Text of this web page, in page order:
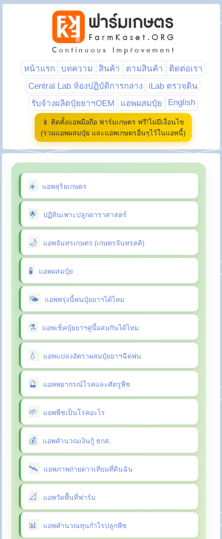
หน้าแรก บทความ สินค้า ตามสินค้า
ติดต่อเรา
Central Lab ห้องปฏิบัติการกลาง
iLab ตรวจดิน
รับจ้างผลิตปุ๋ยยาฯOEM
แอพผสมปุ๋ย English
📱 ติดตั้งแอพมือถือ ฟาร์มเกษตร ฟรี!ไม่มีเงื่อนไข
(รวมแอพผสมปุ๋ย และแอพเกษตรอื่นๆไว้ในแอพนี้)
แอพสุริยเกษตร
ปฏิทินเพาะปลูกดาราศาสตร์
แอพจันทรเกษตร (เกษตรจันทรคติ)
แอพผสมปุ๋ย
แอพพรุ่งนี้พ่นปุ๋ยยาฯได้ไหม
แอพเช็คปุ๋ยยาฯคู่นี้ผสมกันได้ไหม
แอพแปลงอัตราผสมปุ๋ยยาฯฉีดพ่น
แอพพยากรณ์โรคและศัตรูพืช
แอพพืชเป็นโรคอะไร
แอพคำนวณเงินกู้ ธกส.
แอพภาพถ่ายดาวเทียมที่ดินฉัน
แอพวัดพื้นที่ฟาร์ม
แอพคำนวณทุนกำไรปลูกพืช